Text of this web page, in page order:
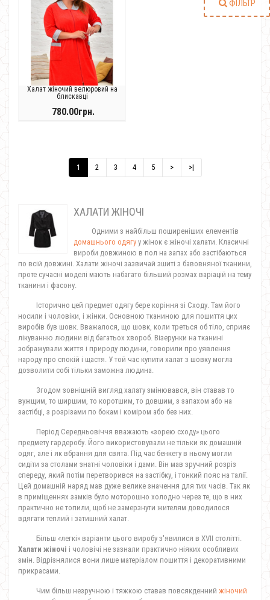
ФІЛЬТР
Халат жіночий велюровий на
блискавці
780.00грн.
1 2 3 4 5 > >|
ХАЛАТИ ЖІНОЧІ
Одними з найбільш поширеніших елементів
домашнього одягу у жінок є жіночі халати. Класичні
вироби довжиною в пол на запах або застібаються
по всій довжині. Халати жіночі зазвичай зшиті з бавовняної тканини,
проте сучасні моделі мають набагато більший розмах варіацій на тему
тканини і фасону.
Історично цей предмет одягу бере коріння зі Сходу. Там його
носили і чоловіки, і жінки. Основною тканиною для пошиття цих
виробів був шовк. Вважалося, що шовк, коли треться об тіло, сприяє
лікуванню людини від багатьох хвороб. Візерунки на тканині
зображували життя і природу людини, говорили про уявлення
народу про спокій і щастя. У той час купити халат з шовку могла
дозволити собі тільки заможна людина.
Згодом зовнішній вигляд халату змінювався, він ставав то
вужщим, то ширшим, то коротшим, то довшим, з запахом або на
застібці, з розрізами по бокам і коміром або без них.
Період Середньовіччя вважають «зорею сходу» цього
предмету гардеробу. Його використовували не тільки як домашній
одяг, але і як вбрання для свята. Під час бенкету в ньому могли
сидіти за столами знатні чоловіки і дами. Він мав зручний розріз
спереду, який потім перетворився на застібку, і тонкий пояс на талії.
Цей домашній наряд мав дуже велике значення для тих часів. Так як
в приміщеннях замків було моторошно холодно через те, що в них
практично не топили, щоб не замерзнути жителям доводилося
вдягати теплий і затишний халат.
Більш «легкі» варіанти цього виробу з'явилися в XVII столітті.
Халати жіночі і чоловічі не зазнали практично ніяких особливих
змін. Відрізнялися вони лише матеріалом пошиття і декоративними
прикрасами.
Чим більш незручною і тяжкою ставав повсякденний жіночий